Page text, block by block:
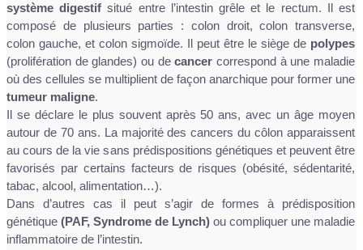
système digestif situé entre l’intestin grêle et le rectum. Il est
composé de plusieurs parties : colon droit, colon transverse,
colon gauche, et colon sigmoïde. Il peut être le siège de polypes
(prolifération de glandes) ou decancer correspond à une maladie
où des cellules se multiplient de façon anarchique pour former une
tumeur maligne.
Il se déclare le plus souvent après 50 ans, avec un âge moyen
autour de 70 ans. La majorité des cancers du côlon apparaissent
au cours de la vie sans prédispositions génétiques et peuvent être
favorisés par certains facteurs de risques (obésité, sédentarité,
tabac, alcool, alimentation…).
Dans d’autres cas il peut s’agir de formes à prédisposition
génétique (PAF, Syndrome de Lynch) ou compliquer une maladie
inflammatoire de l’intestin.